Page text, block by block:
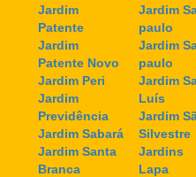
Jardim
Patente
Jardim
Patente Novo
Jardim Peri
Jardim
Previdência
Jardim Sabará
Jardim Santa
Branca
Jardim
paulo
Jardim
paulo
Jardim
Luís
Jardim
Silvestre
Jardins
Lapa